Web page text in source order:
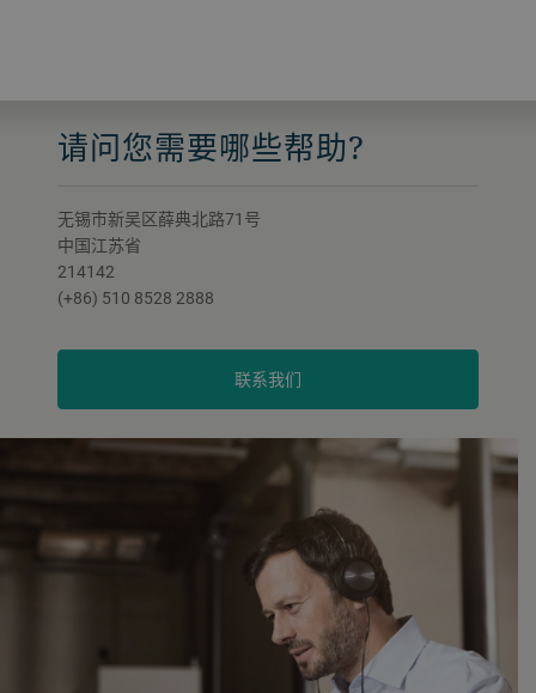
请问您需要哪些帮助?
无锡市新吴区薛典北路71号
中国江苏省
214142
(+86) 510 8528 2888
联系我们